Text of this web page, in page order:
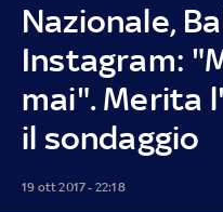
Nazionale,
Instagram:
mai". Merita
il sondaggio
19 ott 2017 - 22:18